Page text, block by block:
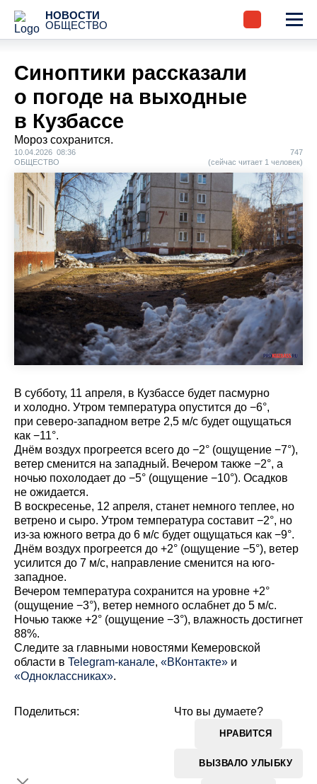
НОВОСТИ
ОБЩЕСТВО
Синоптики рассказали
о погоде на выходные
в Кузбассе
Мороз сохранится.
10.04.2026 08:36
ОБЩЕСТВО
747
(сейчас читает 1 человек)
В субботу, 11 апреля, в Кузбассе будет пасмурно
и холодно. Утром температура опустится до −6°,
при северо-западном ветре 2,5 м/с будет ощущаться
как −11°.
Днём воздух прогреется всего до −2° (ощущение −7°),
ветер сменится на западный. Вечером также −2°, а
ночью похолодает до −5° (ощущение −10°). Осадков
не ожидается.
В воскресенье, 12 апреля, станет немного теплее, но
ветрено и сыро. Утром температура составит −2°, но
из-за южного ветра до 6 м/с будет ощущаться как −9°.
Днём воздух прогреется до +2° (ощущение −5°), ветер
усилится до 7 м/с, направление сменится на юго-
западное.
Вечером температура сохранится на уровне +2°
(ощущение −3°), ветер немного ослабнет до 5 м/с.
Ночью также +2° (ощущение −3°), влажность достигнет
88%.
Cледите за главными новостями Кемеровской
области в Telegram-канале, «ВКонтакте» и
«Одноклассниках».
Что вы думаете?
НРАВИТСЯ
ВЫЗВАЛО УЛЫБКУ
Поделиться: